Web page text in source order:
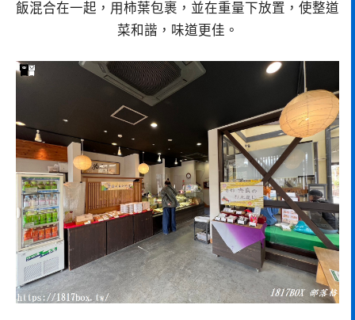
飯混合在一起，用柿葉包裹，並在重量下放置，使整道
菜和諧，味道更佳。